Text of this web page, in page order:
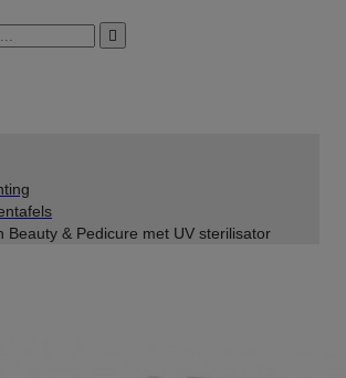

Beauty & Pedicure met UV sterilisator